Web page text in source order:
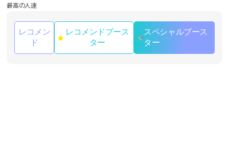
最高の人達
レコメン
ド
レコメンドブース
ター
スペシャルブース
ター